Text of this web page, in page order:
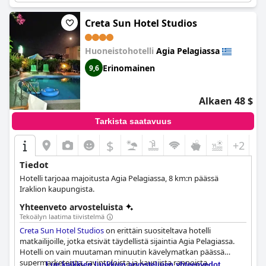
Creta Sun Hotel Studios
Huoneistohotelli Agia Pelagiassa
9,6 Erinomainen
Alkaen 48 $
Tarkista saatavuus
$ +2
Tiedot
Hotelli tarjoaa majoitusta Agia Pelagiassa, 8 km:n päässä
Iraklion kaupungista.
Yhteenveto arvosteluista
Tekoälyn laatima tiivistelmä
Creta Sun Hotel Studioson erittäin suositeltava hotelli
matkailijoille, jotka etsivät täydellistä sijaintia Agia Pelagiassa.
Hotelli on vain muutaman minuutin kävelymatkan päässä
supermarketeista, ravintoloista ja kauniista rannoista.